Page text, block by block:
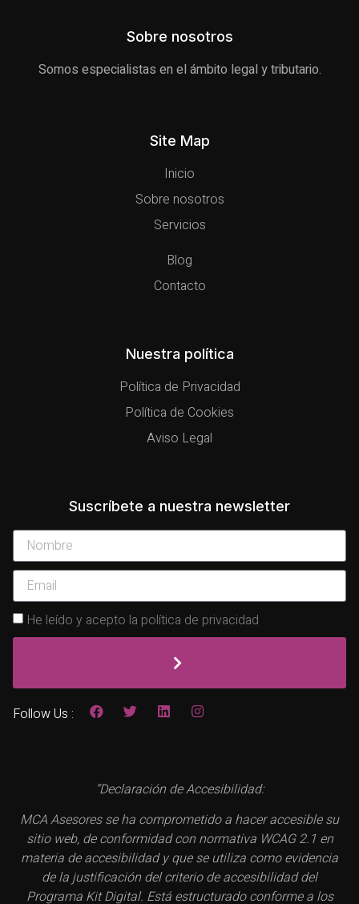
Sobre nosotros
Somos especialistas en el ámbito legal y tributario.
Site Map
Inicio
Sobre nosotros
Servicios
Blog
Contacto
Nuestra política
Política de Privacidad
Política de Cookies
Aviso Legal
Suscríbete a nuestra newsletter
He leído y acepto la política de privacidad
Follow Us :
“Declaración de Accesibilidad:
MCA Asesores se ha comprometido a hacer accesible su
sitio web, de conformidad con normativa WCAG 2.1 en
materia de accesibilidad y que se utiliza como evidencia
de la justificación del criterio de accesibilidad del
Programa Kit Digital. Está estructurado conforme a los